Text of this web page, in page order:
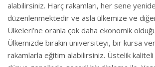
alabilirsiniz. Harç rakamları, her sene
düzenlenmektedir ve asla ülkemize ve
Ülkeleri’ne oranla çok daha ekonomik
Ülkemizde bırakın üniversiteyi, bir kursa
rakamlarla eğitim alabilirsiniz. Üstelik